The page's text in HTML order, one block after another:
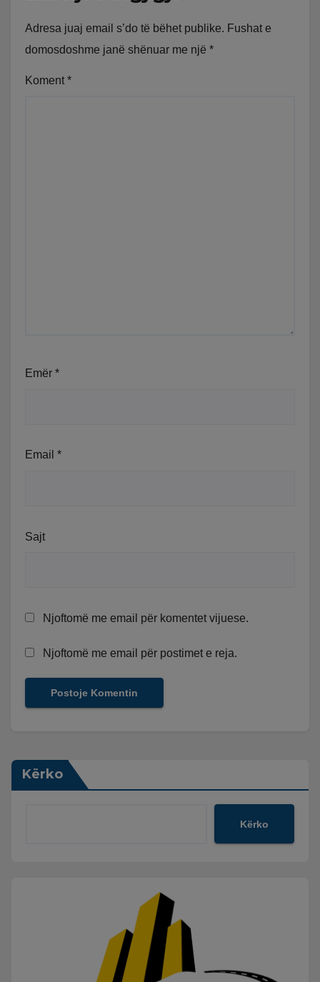
Adresa juaj email s’do të bëhet publike. Fushat e
domosdoshme janë shënuar me një *
Koment *
Emër *
Email *
Sajt
Njoftomë me email për komentet vijuese.
Njoftomë me email për postimet e reja.
Kërko
Kërko